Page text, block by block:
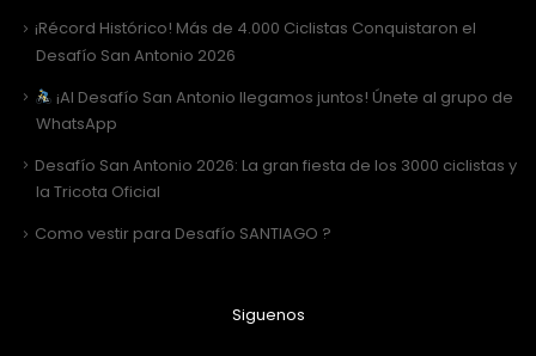
¡Récord Histórico! Más de 4.000 Ciclistas Conquistaron el
Desafío San Antonio 2026
¡Al Desafío San Antonio llegamos juntos! Únete al grupo de
WhatsApp
Desafío San Antonio 2026: La gran fiesta de los 3000 ciclistas y
la Tricota Oficial
Como vestir para Desafío SANTIAGO ?
Siguenos